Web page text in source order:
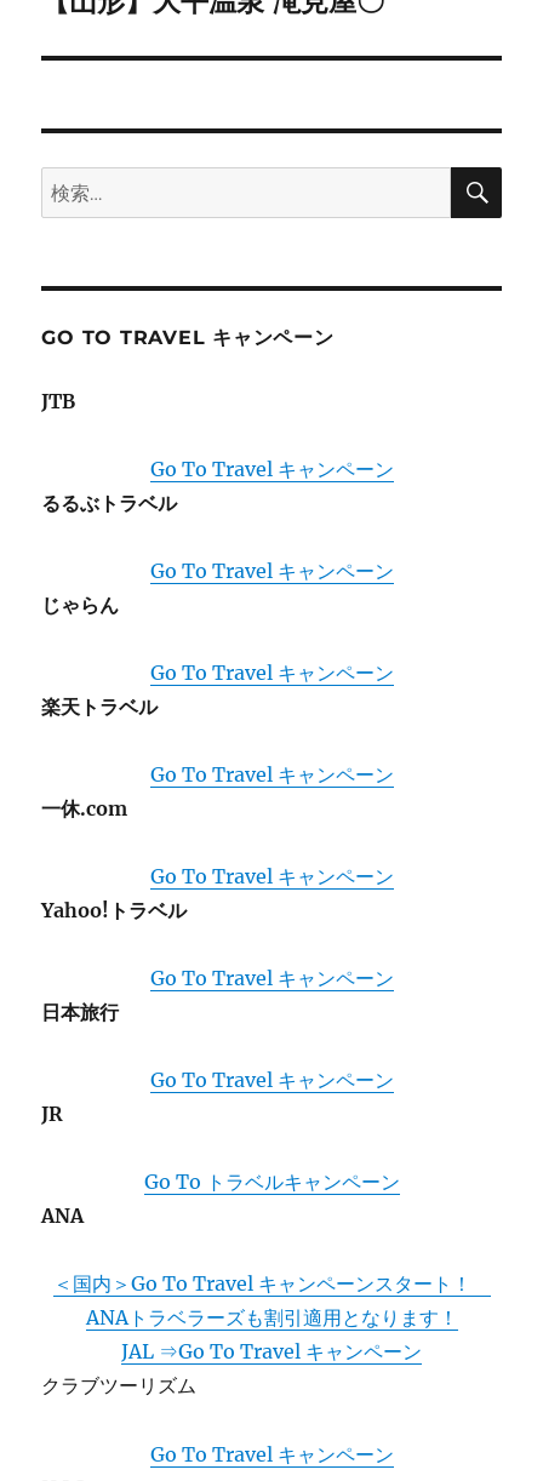
ー
ン
投
検
索:
検
GO TO TRAVEL キャンペーン
JTB
Go To Travel キャンペーン
るるぶトラベル
Go To Travel キャンペーン
じゃらん
Go To Travel キャンペーン
楽天トラベル
Go To Travel キャンペーン
一休.com
Go To Travel キャンペーン
Yahoo!トラベル
Go To Travel キャンペーン
日本旅行
Go To Travel キャンペーン
JR
Go To トラベルキャンペーン
ANA
＜国内＞Go To Travel キャンペーンスタート！
ANAトラベラーズも割引適用となります！
JAL ⇒Go To Travel キャンペーン
クラブツーリズム
Go To Travel キャンペーン